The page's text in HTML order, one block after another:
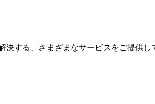
する、さまざまなサービスをご提供